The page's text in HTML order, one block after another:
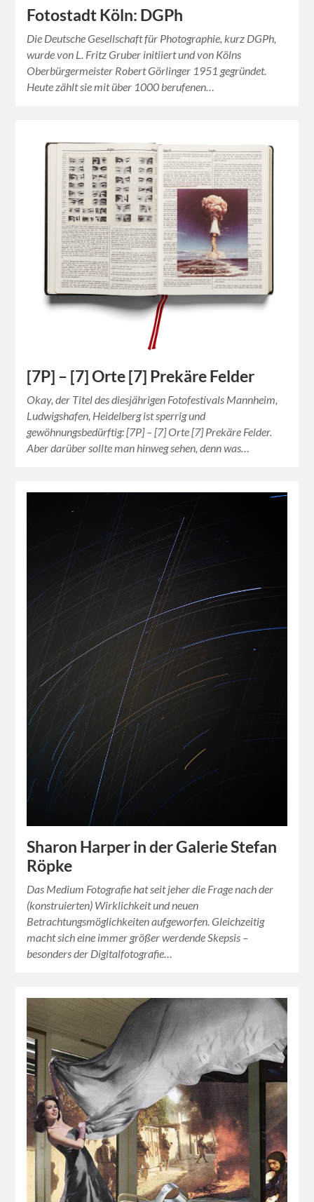
Fotostadt Köln: DGPh
Die Deutsche Gesellschaft für Photographie, kurz DGPh,
wurde von L. Fritz Gruber initiiert und von Kölns
Oberbürgermeister Robert Görlinger 1951 gegründet.
Heute zählt sie mit über 1000 berufenen…
[7P] – [7] Orte [7] Prekäre Felder
Okay, der Titel des diesjährigen Fotofestivals Mannheim,
Ludwigshafen, Heidelberg ist sperrig und
gewöhnungsbedürftig: [7P] – [7] Orte [7] Prekäre Felder.
Aber darüber sollte man hinweg sehen, denn was…
Sharon Harper in der Galerie Stefan
Röpke
Das Medium Fotografie hat seit jeher die Frage nach der
(konstruierten) Wirklichkeit und neuen
Betrachtungsmöglichkeiten aufgeworfen. Gleichzeitig
macht sich eine immer größer werdende Skepsis –
besonders der Digitalfotografie…